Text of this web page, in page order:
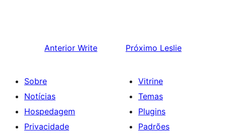
Anterior Write Próximo Leslie
Sobre
Notícias
Hospedagem
Privacidade
Vitrine
Temas
Plugins
Padrões